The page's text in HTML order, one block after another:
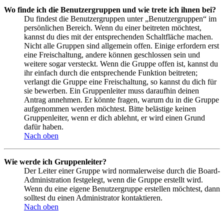
Wo finde ich die Benutzergruppen und wie trete ich ihnen bei?
Du findest die Benutzergruppen unter „Benutzergruppen“ im
persönlichen Bereich. Wenn du einer beitreten möchtest,
kannst du dies mit der entsprechenden Schaltfläche machen.
Nicht alle Gruppen sind allgemein offen. Einige erfordern erst
eine Freischaltung, andere können geschlossen sein und
weitere sogar versteckt. Wenn die Gruppe offen ist, kannst du
ihr einfach durch die entsprechende Funktion beitreten;
verlangt die Gruppe eine Freischaltung, so kannst du dich für
sie bewerben. Ein Gruppenleiter muss daraufhin deinen
Antrag annehmen. Er könnte fragen, warum du in die Gruppe
aufgenommen werden möchtest. Bitte belästige keinen
Gruppenleiter, wenn er dich ablehnt, er wird einen Grund
dafür haben.
Nach oben
Wie werde ich Gruppenleiter?
Der Leiter einer Gruppe wird normalerweise durch die Board-
Administration festgelegt, wenn die Gruppe erstellt wird.
Wenn du eine eigene Benutzergruppe erstellen möchtest, dann
solltest du einen Administrator kontaktieren.
Nach oben